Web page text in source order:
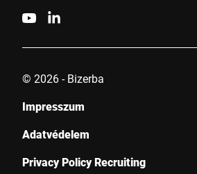
© 2026 - Bizerba
Impresszum
Adatvédelem
Privacy Policy Recruiting